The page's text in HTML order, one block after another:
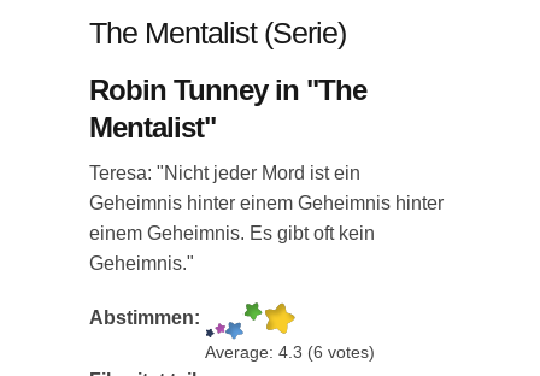
The Mentalist (Serie)
Robin Tunney in "The
Mentalist"
Teresa: "Nicht jeder Mord ist ein
Geheimnis hinter einem Geheimnis hinter
einem Geheimnis. Es gibt oft kein
Geheimnis."
Abstimmen:
Average: 4.3 (6 votes)